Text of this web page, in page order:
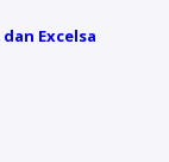
Excelsa